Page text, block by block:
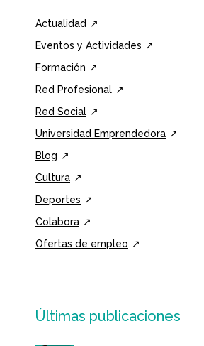
Actualidad
Eventos y Actividades
Formación
Red Profesional
Red Social
Universidad Emprendedora
Blog
Cultura
Deportes
Colabora
Ofertas de empleo
Últimas publicaciones